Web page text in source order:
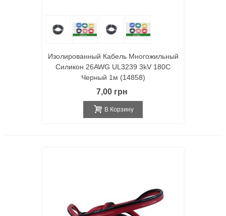
Изолированный Кабель Многожильный
Силикон 26AWG UL3239 3kV 180C
Черный 1м (14858)
7,00 грн
В Корзину